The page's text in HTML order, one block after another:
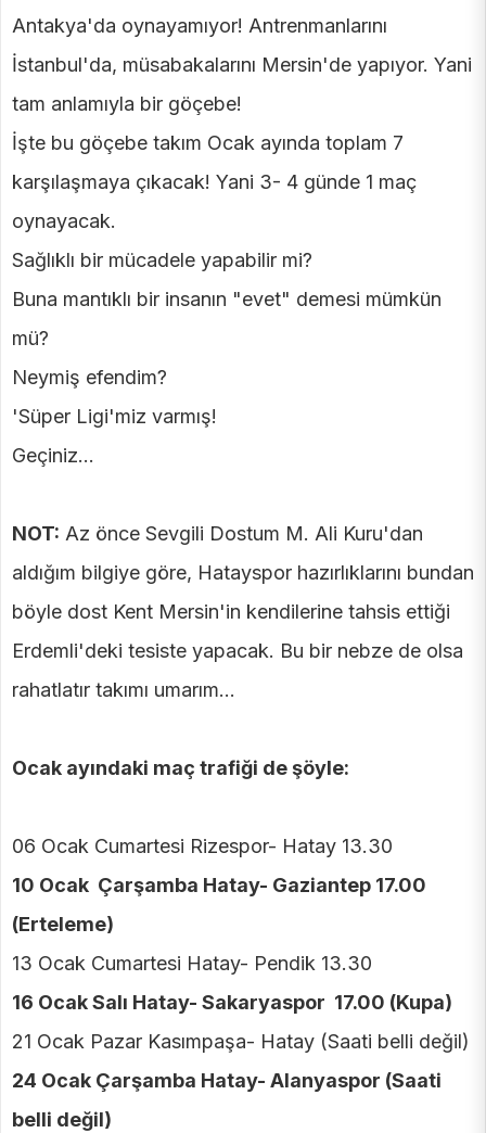
Antakya'da oynayamıyor! Antrenmanlarını
İstanbul'da, müsabakalarını Mersin'de yapıyor. Yani
tam anlamıyla bir göçebe!
İşte bu göçebe takım Ocak ayında toplam 7
karşılaşmaya çıkacak! Yani 3- 4 günde 1 maç
oynayacak.
Sağlıklı bir mücadele yapabilir mi?
Buna mantıklı bir insanın "evet" demesi mümkün
mü?
Neymiş efendim?
'Süper Ligi'miz varmış!
Geçiniz...
NOT: Az önce Sevgili Dostum M. Ali Kuru'dan
aldığım bilgiye göre, Hatayspor hazırlıklarını bundan
böyle dost Kent Mersin'in kendilerine tahsis ettiği
Erdemli'deki tesiste yapacak. Bu bir nebze de olsa
rahatlatır takımı umarım...
Ocak ayındaki maç trafiği de şöyle:
06 Ocak Cumartesi Rizespor- Hatay 13.30
10 Ocak Çarşamba Hatay- Gaziantep 17.00
(Erteleme)
13 Ocak Cumartesi Hatay- Pendik 13.30
16 Ocak Salı Hatay- Sakaryaspor 17.00 (Kupa)
21 Ocak Pazar Kasımpaşa- Hatay (Saati belli değil)
24 Ocak Çarşamba Hatay- Alanyaspor (Saati
belli değil)